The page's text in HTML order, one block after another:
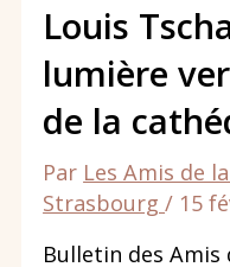
Louis
lumière
de la
Par Les Amis de
Strasbourg/ 15
Bulletin des Amis